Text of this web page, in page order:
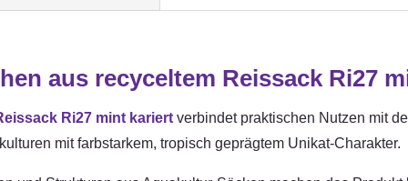
aus recyceltem Reissack Ri27
Ri27 mint kariert verbindet praktischen Nutzen mit
mit farbstarkem, tropisch geprägtem Unikat-Charakter.